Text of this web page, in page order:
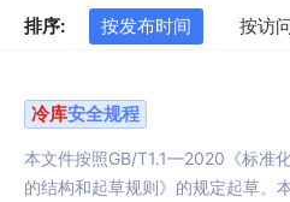
排序: 按发布时间 按访
冷库安全规程
本文件按照GB/T1.1—2020《标准
的结构和起草规则》的规定起草